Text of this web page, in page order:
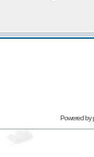
Powered by